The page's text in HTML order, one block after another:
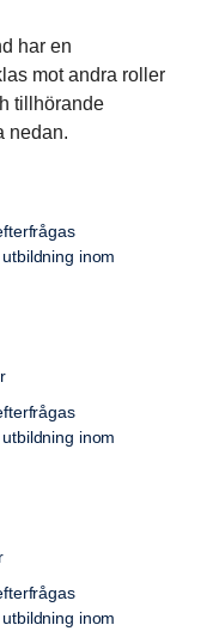
har en
mot andra roller
tillhörande
nedan.
inom
inom
inom